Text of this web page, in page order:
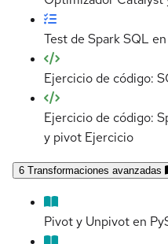
Test de Spark SQL
Ejercicio de código:
Ejercicio de código:
y pivot Ejercicio
6 Transformaciones avanzadas
Pivot y Unpivot en